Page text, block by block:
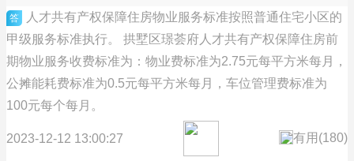
答
人才共有产权保障住房物业服务标准按照普通住宅小区的
甲级服务标准执行。 拱墅区璟荟府人才共有产权保障住房前
期物业服务收费标准为：物业费标准为2.75元每平方米每月，
公摊能耗费标准为0.5元每平方米每月，车位管理费标准为
100元每个每月。
2023-12-12 13:00:27 有用(180)